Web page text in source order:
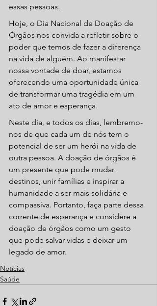
essas pessoas.
Hoje, o Dia Nacional de Doação de
Órgãos nos convida a refletir sobre o
poder que temos de fazer a diferença
na vida de alguém. Ao manifestar
nossa vontade de doar, estamos
oferecendo uma oportunidade única
de transformar uma tragédia em um
ato de amor e esperança.
Neste dia, e todos os dias, lembremo-
nos de que cada um de nós tem o
potencial de ser um herói na vida de
outra pessoa. A doação de órgãos é
um presente que pode mudar
destinos, unir famílias e inspirar a
humanidade a ser mais solidária e
compassiva. Portanto, faça parte dessa
corrente de esperança e considere a
doação de órgãos como um gesto
que pode salvar vidas e deixar um
legado de amor.
Notícias
Saúde